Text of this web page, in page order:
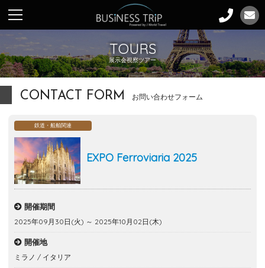
TOURS
展示会視察ツアー
CONTACT FORM お問い合わせフォーム
鉄道・船舶関連
EXPO Ferroviaria 2025
開催期間
2025年09月30日(火) ～ 2025年10月02日(木)
開催地
ミラノ / イタリア